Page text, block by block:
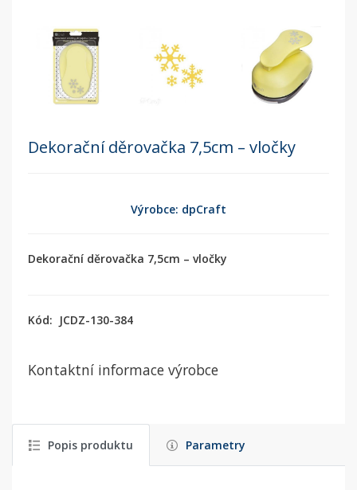
Dekorační děrovačka 7,5cm – vločky
Výrobce: dpCraft
Dekorační děrovačka 7,5cm – vločky
Kód: JCDZ-130-384
Kontaktní informace výrobce
Popis produktu Parametry